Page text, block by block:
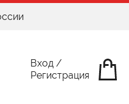
Вход /
Регистрация